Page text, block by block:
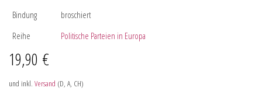
Bindung
broschiert
Reihe
Politische Parteien in Europa
19,90 €
und inkl. Versand (D, A, CH)